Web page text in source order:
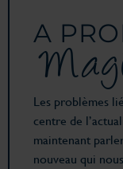
A
Les problèmes
centre de
maintenant
nouveau qui